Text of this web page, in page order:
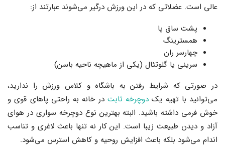
عالی است. عضلاتی که در این ورزش درگیر می‌شوند عبارتند از:
پشت ساق پا
همسترینگ
چهارسر ران
سرینی یا گلوتئال (یکی از ماهیچه ناحیه باسن)
در صورتی که شرایط رفتن به باشگاه و کلاس ورزش را ندارید،
می‌توانید با تهیه یک دوچرخهثابت در خانه به راحتی پاهای قوی و
خوش فرمی داشته باشید. البته بهترین نوع دوچرخه سواری در هوای
آزاد و دیدن طبیعت زیبا است. این کار نه تنها باعث لاغری و تناسب
اندام می‌شود بلکه باعث افزایش روحیه و کاهش استرس می‌شود.